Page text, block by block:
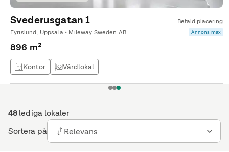
48lediga lokaler
Sortera på
Relevans
Svederusgatan 1
Betald placering
Fyrislund, Uppsala • Mileway Sweden AB
Annons max
896 m²
Kontor Vårdlokal
123